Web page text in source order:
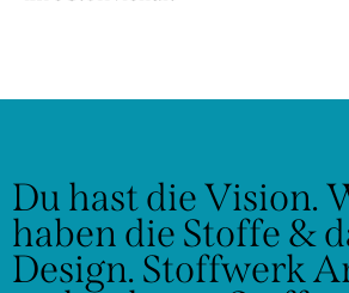
Du hast die Vision.
haben die Stoffe &
Design. Stoffwerk